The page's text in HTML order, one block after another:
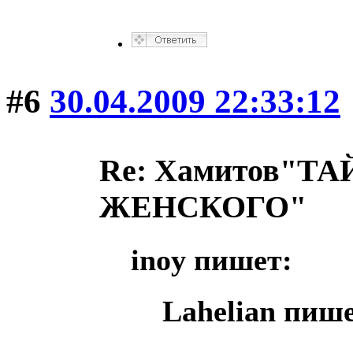
#6 30.04.2009 22:33:12
Re:
ЖЕНСКОГО"
inoy пишет:
Lahelian